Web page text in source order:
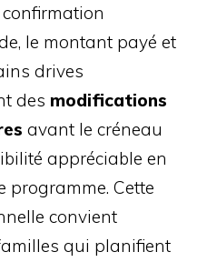
le montant payé et
drives
des modifications
avant le créneau
appréciable en
programme. Cette
convient
qui planifient